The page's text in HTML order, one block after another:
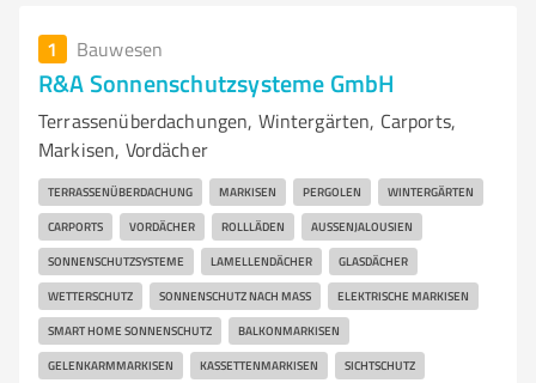
1 Bauwesen
R&A Sonnenschutzsysteme GmbH
Terrassenüberdachungen, Wintergärten, Carports,
Markisen, Vordächer
TERRASSENÜBERDACHUNG MARKISEN PERGOLEN WINTERGÄRTEN
CARPORTS VORDÄCHER ROLLLÄDEN AUSSENJALOUSIEN
SONNENSCHUTZSYSTEME LAMELLENDÄCHER GLASDÄCHER
WETTERSCHUTZ SONNENSCHUTZ NACH MASS ELEKTRISCHE MARKISEN
SMART HOME SONNENSCHUTZ BALKONMARKISEN
GELENKARMMARKISEN KASSETTENMARKISEN SICHTSCHUTZ